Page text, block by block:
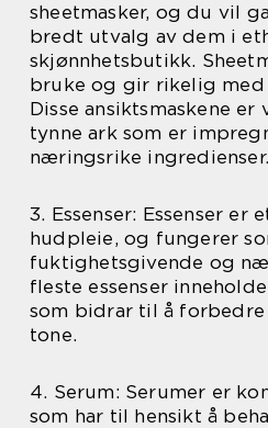
sheetmasker, og du vil
bredt utvalg av dem i
skjønnhetsbutikk.
bruke og gir rikelig
Disse ansiktsmaskene
tynne ark som er
næringsrike ingredienser.
3. Essenser: Essenser
hudpleie, og fungerer
fuktighetsgivende og
fleste essenser
som bidrar til å
tone.
4. Serum: Serumer er
som har til hensikt å